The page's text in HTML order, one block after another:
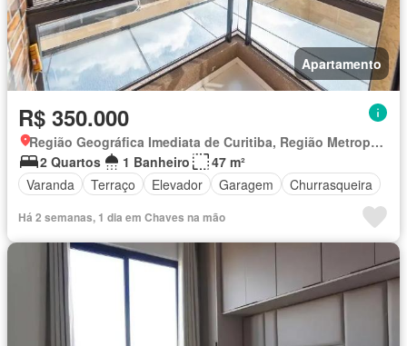
Apartamento
R$ 350.000
Região Geográfica Imediata de Curitiba, Região Metropolitana de Curitiba
2 Quartos
1 Banheiro
47 m²
Varanda
Terraço Elevador Garagem Churrasqueira
Há 2 semanas, 1 dia em Chaves na mão